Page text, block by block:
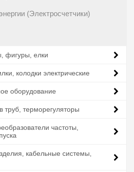
(Электросчетчики)
фигуры, елки
колодки электрические
оборудование
труб, терморегуляторы
частоты,
кабельные системы,